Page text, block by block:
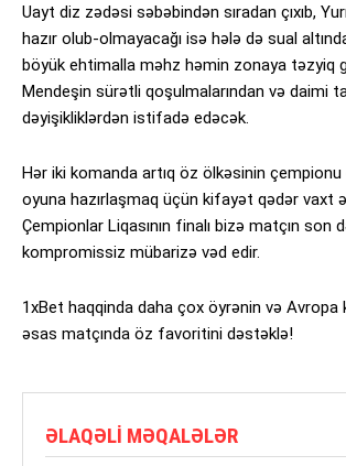
Uayt diz zədəsi səbəbindən sıradan çıxıb,
hazır olub-olmayacağı isə hələ də sual
böyük ehtimalla məhz həmin zonaya təzyiq
Mendeşin sürətli qoşulmalarından və daimi
dəyişikliklərdən istifadə edəcək.
Hər iki komanda artıq öz ölkəsinin
oyuna hazırlaşmaq üçün kifayət qədər vaxt
Çempionlar Liqasının finalı bizə matçın son
kompromissiz mübarizə vəd edir.
1xBet haqqinda daha çox öyrənin və
əsas matçında öz favoritini dəstəklə!
ƏLAQƏLI MƏQALƏLƏR